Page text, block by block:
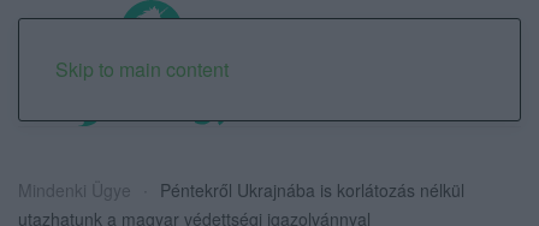
Skip to main content
Mindenki Ügye
Péntekről Ukrajnába is korlátozás nélkül
utazhatunk a magyar védettségi igazolvánnyal